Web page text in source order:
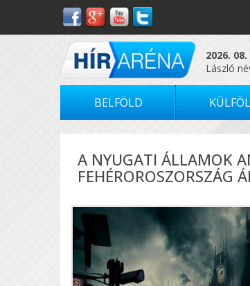
2026.
László
BELFÖLD
A NYUGATI ÁLLAMOK
FEHÉROROSZORSZÁG